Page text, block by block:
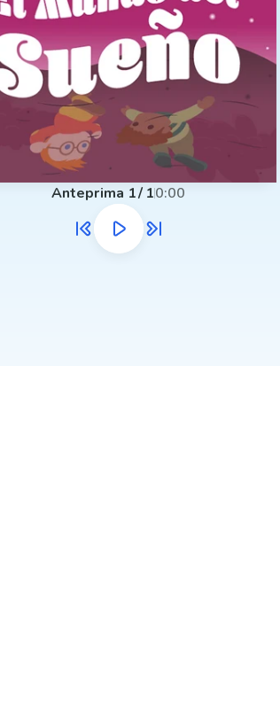
Anteprima 1/ 10:00